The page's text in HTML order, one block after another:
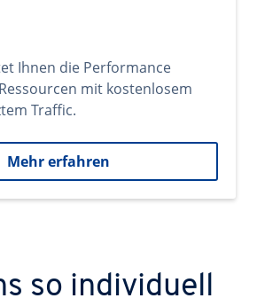
Ihnen die Performance
mit kostenlosem
Traffic.
Mehr erfahren
so individuell